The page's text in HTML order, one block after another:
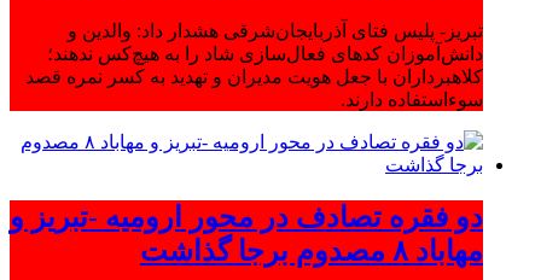
تبریز- پلیس فتای آذربایجان‌شرقی هشدار داد: والدین و
دانش‌آموزان کدهای فعال‌سازی شاد را به هیچ‌کس ندهند؛
کلاهبرداران با جعل هویت مدیران و تهدید به کسر نمره قصد
سوءاستفاده دارند.
دو فقره تصادف در محور ارومیه -تبریز و
مهاباد ۸ مصدوم برجا گذاشت